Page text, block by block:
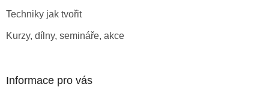
Techniky jak tvořit
Kurzy, dílny, semináře, akce
Informace pro vás